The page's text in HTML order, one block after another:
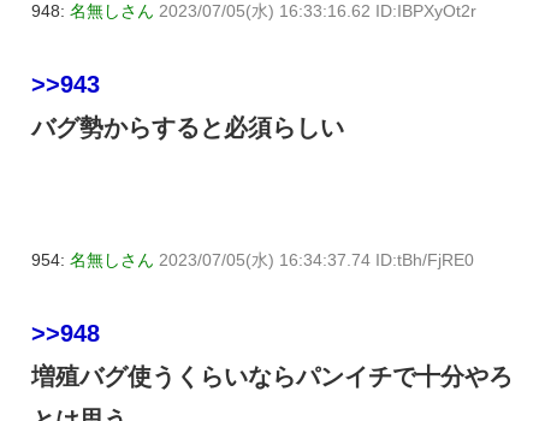
948: 名無しさん 2023/07/05(水) 16:33:16.62 ID:IBPXyOt2r
>>943
バグ勢からすると必須らしい
954: 名無しさん 2023/07/05(水) 16:34:37.74 ID:tBh/FjRE0
>>948
増殖バグ使うくらいならパンイチで十分やろ